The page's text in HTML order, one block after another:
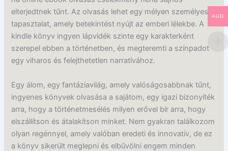
elterjedtnek tűnt. Az olvasás lehet egy mélyen személyes
tapasztalat, amely betekintést nyújt az emberi lélekbe. A
kindle könyv ingyen lápvidék szinte egy karakterként
szerepel ebben a történetben, és megteremti a színpadot
egy viharos és felejthetetlen narratívához.
Egy álom, egy fantáziavilág, amely valóságosabbnak tűnt,
ingyenes könyvek olvasása a sajátom, egy igazi bizonyíték
arra, hogy a történetmesélés milyen erővel bír arra, hogy
elszállítson és átalakítson minket. Nem gyakran találkozom
olyan regénnyel, amely valóban eredeti és innovatív, de ez
a könyv sikerült meglepni és elbűvölni engem minden
AUD